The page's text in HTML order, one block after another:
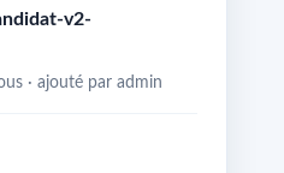
v2-
· ajouté par admin